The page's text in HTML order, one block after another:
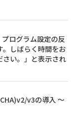
プログラム設定の反
しばらく時間をお
さい。」と表示され
v3の導入 ～